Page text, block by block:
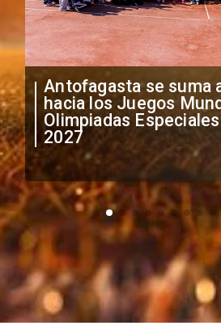
"Falta de
anuncia medidas por
irregular de futbolistas
extranjeros